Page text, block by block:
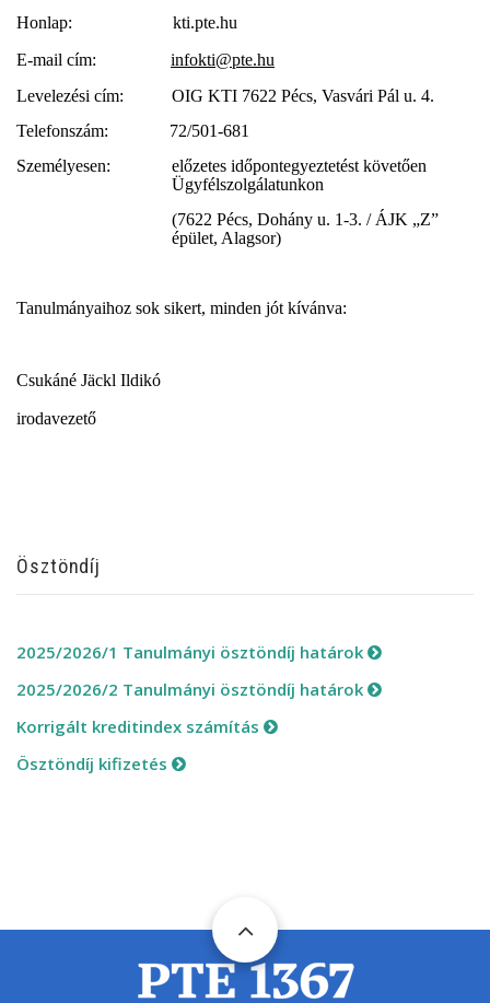
Honlap: kti.pte.hu
E-mail cím: infokti@pte.hu
Levelezési cím: OIG KTI 7622 Pécs, Vasvári Pál u. 4.
Telefonszám: 72/501-681
Személyesen: előzetes időpontegyeztetést követően
Ügyfélszolgálatunkon
(7622 Pécs, Dohány u. 1-3. / ÁJK „Z”
épület, Alagsor)
Tanulmányaihoz sok sikert, minden jót kívánva:
Csukáné Jäckl Ildikó
irodavezető
Ösztöndíj
2025/2026/1 Tanulmányi ösztöndíj határok
2025/2026/2 Tanulmányi ösztöndíj határok
Korrigált kreditindex számítás
Ösztöndíj kifizetés